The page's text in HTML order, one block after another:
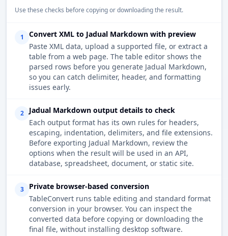
Use these checks before copying or downloading the result.
1
Convert XML to Jadual Markdown with preview
Paste XML data, upload a supported file, or extract a
table from a web page. The table editor shows the
parsed rows before you generate Jadual Markdown,
so you can catch delimiter, header, and formatting
issues early.
2
Jadual Markdown output details to check
Each output format has its own rules for headers,
escaping, indentation, delimiters, and file extensions.
Before exporting Jadual Markdown, review the
options when the result will be used in an API,
database, spreadsheet, document, or static site.
3
Private browser-based conversion
TableConvert runs table editing and standard format
conversion in your browser. You can inspect the
converted data before copying or downloading the
final file, without installing desktop software.